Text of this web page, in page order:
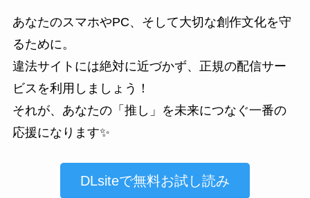
あなたのスマホやPC、そして大切な創作文化を守
るために。
違法サイトには絶対に近づかず、正規の配信サー
ビスを利用しましょう！
それが、あなたの「推し」を未来につなぐ一番の
応援になります✨
DLsiteで無料お試し読み